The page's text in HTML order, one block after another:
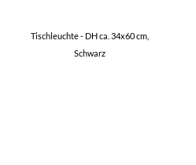
Tischleuchte - DH ca. 34x60 cm,
Schwarz